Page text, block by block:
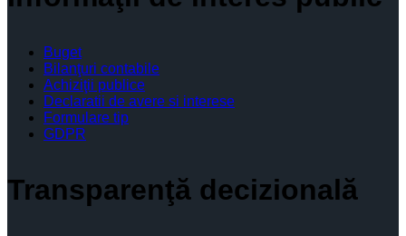
Buget
Bilanţuri contabile
Achiziţii publice
Declaratii de avere si interese
Formulare tip
GDPR
Transparenţă decizională